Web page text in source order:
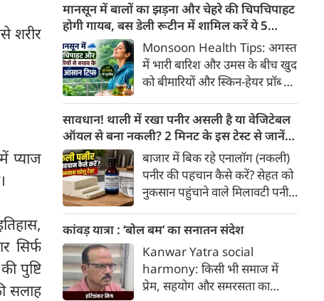
शरीर
प्याज
सिर्फ
पुष्टि
सलाह
अनुसार, लाल, नीले और बैंगनी रंग के
खाद्य पदार्थों में पाए जाने वाले
प्राकृतिक बायोएक्टिव तत्व
'एंथोसायनिन' का अधिक सेवन स्वस्थ
व्यक्तियों में हृदय और मेटाबॉलिक
स्वास्थ्य को बेहतर बनाने में मददगार
साबित हो सकता है।
मानसून में बालों का झड़ना और चेहरे की चिपचिपाहट
होगी गायब, बस डेली रूटीन में शामिल करें ये 5
लाइफस्टाइल टिप्सMonsoon Health Tips: अगस्त
में भारी बारिश और उमस के बीच खुद
को बीमारियों और स्किन-हेयर प्रॉब्लम
बताएं 5 बेस्ट मानसून लाइफस्टाइल
हैक्स।
सावधान! थाली में रखा पनीर असली है या वेजिटेबल
ऑयल से बना नकली? 2 मिनट के इस टेस्ट से जानें
सच्चाई
बाजार में बिक रहे एनालॉग (नकली)
पनीर की पहचान कैसे करें? सेहत को
नुकसान पहुंचाने वाले मिलावटी पनीर
यहां जानें।
कांवड़ यात्रा : ‘बोल बम’ का सनातन संदेश
Kanwar Yatra social
harmony: किसी भी समाज में
प्रेम, सहयोग और समरसता का